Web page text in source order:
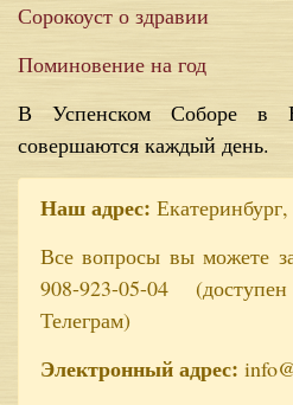
Сорокоуст о здравии
Поминовение на год
В Успенском Соборе в
совершаются каждый день.
Наш адрес:
Все вопросы вы можете
908-923-05-04
Телеграм)
Электронный адрес: